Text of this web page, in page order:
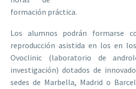
formación práctica.
Los alumnos podrán formarse
reproducción asistida en los en
Ovoclinic (laboratorio de
investigación) dotados de
sedes de Marbella, Madrid o